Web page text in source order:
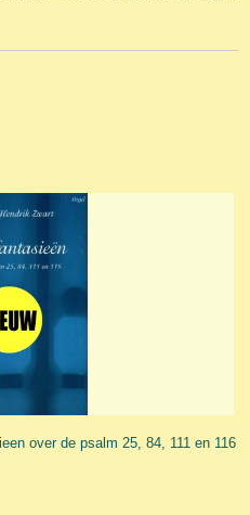
over de psalm 25, 84, 111 en 116